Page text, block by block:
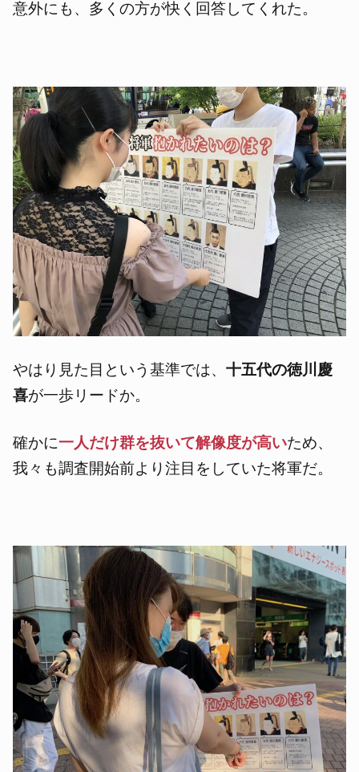
意外にも、多くの方が快く回答してくれた。
やはり見た目という基準では、十五代の徳川慶
喜が一歩リードか。
確かに一人だけ群を抜いて解像度が高いため、
我々も調査開始前より注目をしていた将軍だ。